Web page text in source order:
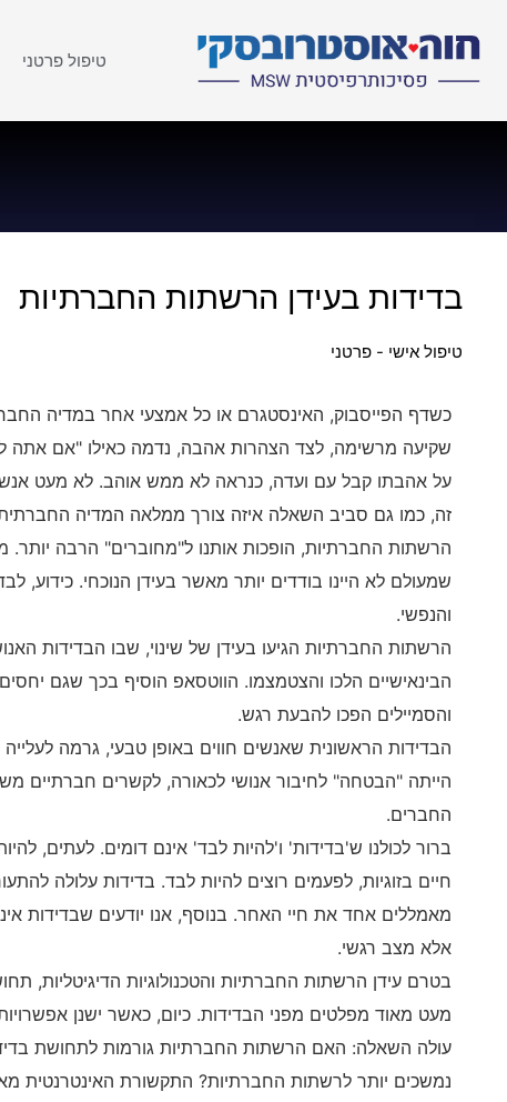
טיפול פרטני
בדידות בעידן הרשתות החברתיות
טיפול אישי - פרטני
כשדף הפייסבוק, האינסטגרם או כל אמצעי אחר במדיה
שקיעה מרשימה, לצד הצהרות אהבה, נדמה כאילו "אם אתה
על אהבתו קבל עם ועדה, כנראה לא ממש אוהב. לא מעט
זה, כמו גם סביב השאלה איזה צורך ממלאה המדיה
הרשתות החברתיות, הופכות אותנו ל"מחוברים" הרבה
שמעולם לא היינו בודדים יותר מאשר בעידן הנוכחי. כידוע,
והנפשי.
הרשתות החברתיות הגיעו בעידן של שינוי, שבו הבדידות
הבינאישיים הלכו והצטמצמו. הווטסאפ הוסיף בכך שגם
והסמיילים הפכו להבעת רגש.
הבדידות הראשונית שאנשים חווים באופן טבעי, גרמה
הייתה "הבטחה" לחיבור אנושי לכאורה, לקשרים חברתיים
החברים.
ברור לכולנו ש'בדידות' ו'להיות לבד' אינם דומים. לעתים,
חיים בזוגיות, לפעמים רוצים להיות לבד. בדידות עלולה
מאמללים אחד את חיי האחר. בנוסף, אנו יודעים שבדידות
אלא מצב רגשי.
בטרם עידן הרשתות החברתיות והטכנולוגיות הדיגיטליות,
מעט מאוד מפלטים מפני הבדידות. כיום, כאשר ישנן
עולה השאלה: האם הרשתות החברתיות גורמות לתחושת
נמשכים יותר לרשתות החברתיות? התקשורת האינטרנטית